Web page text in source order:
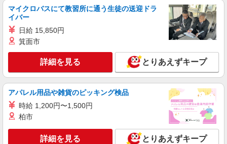
大阪府堺市西区鳳西町1丁目
キープ 詳細を見る
人材プロオフィス株式会社
工場での総務事務
時給1,500円〜 ◆月収例）258,750円 (1,500円
×8h×20日+残業10h) ＜参考＞ 割増賃金(時給+割
増) ・残業時：1,875円
大阪府堺市西区築港新町2丁6-1
キープ 詳細を見る
マイクロバスにて教習所に通う生徒の送迎ドラ
イバー
日給 15,850円
箕面市
詳細を見る とりあえずキープ
アパレル用品や雑貨のピッキング検品
時給 1,200円〜1,500円
柏市
詳細を見る とりあえずキープ